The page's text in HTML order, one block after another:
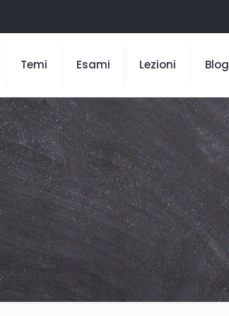
Temi Esami Lezioni Blog